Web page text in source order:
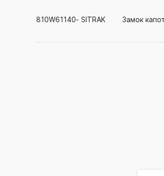
810W61140- SITRAK Замок